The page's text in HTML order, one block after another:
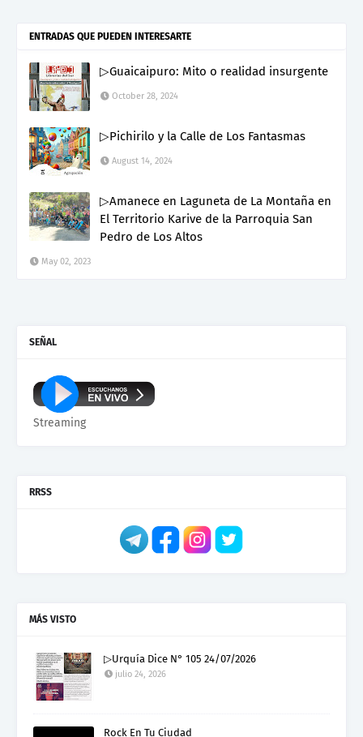
ENTRADAS QUE PUEDEN INTERESARTE
▷Guaicaipuro: Mito o realidad insurgente
October 28, 2024
▷Pichirilo y la Calle de Los Fantasmas
August 14, 2024
▷Amanece en Laguneta de La Montaña en
El Territorio Karive de la Parroquia San
Pedro de Los Altos
May 02, 2023
SEÑAL
Streaming
RRSS
MÁS VISTO
▷Urquía Dice N° 105 24/07/2026
julio 24, 2026
Rock En Tu Ciudad